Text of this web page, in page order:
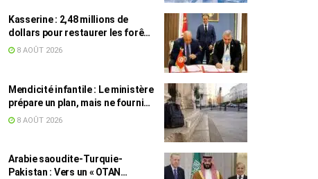
Kasserine : 2,48 millions de
dollars pour restaurer les forêts
de pin d’Alep
8 AOÛT 2026
Mendicité infantile : Le ministère
prépare un plan, mais ne fournit
toujours aucun chiffre
8 AOÛT 2026
Arabie saoudite-Turquie-
Pakistan : Vers un « OTAN